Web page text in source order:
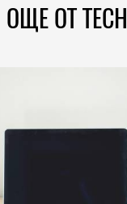
ОЩЕ ОТ TECH